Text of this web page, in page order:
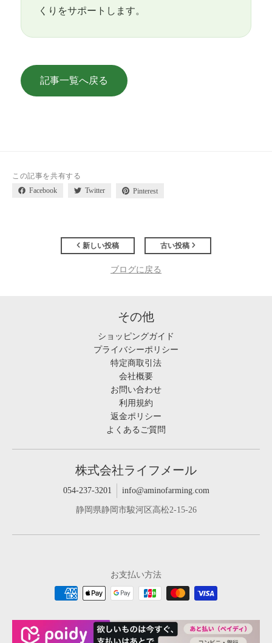
くりをサポートします。
記事一覧へ戻る
この記事を共有する
Facebook
Twitter Pinterest
新しい投稿 古い投稿
ブログに戻る
その他
ショッピングガイド
プライバシーポリシー
特定商取引法
会社概要
お問い合わせ
利用規約
返金ポリシー
よくあるご質問
株式会社ライフメール
054-237-3201 info@aminofarming.com
静岡県静岡市駿河区高松2-15-26
お支払い方法